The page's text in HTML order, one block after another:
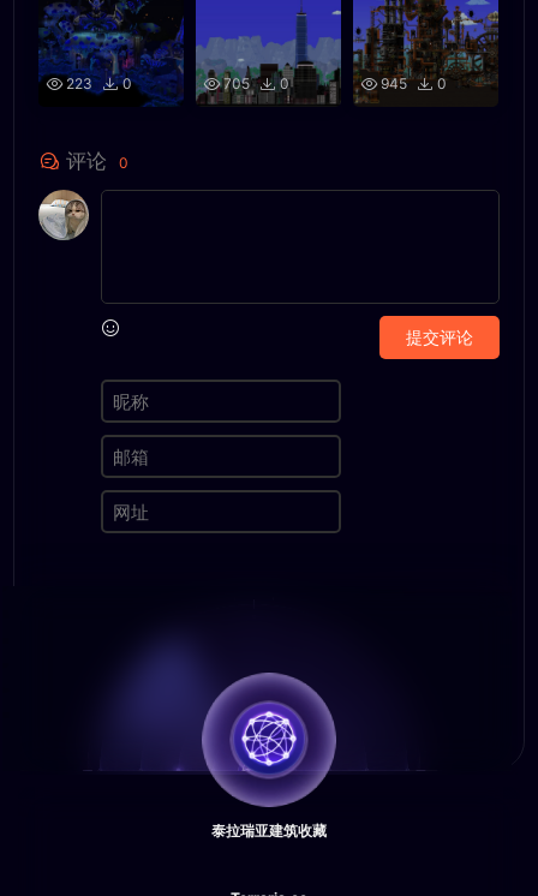
223 0 705 0 945 0
评论 0
提交评论
泰拉瑞亚建筑收藏